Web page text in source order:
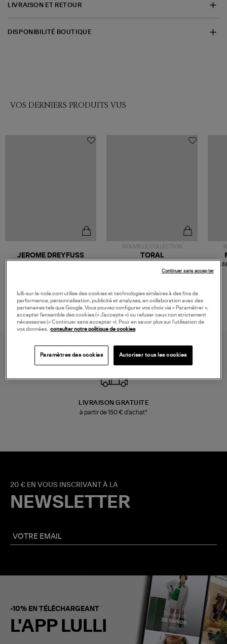
LIVRAISON ET RETOUR
DISPONIBILITÉ BOUTIQUE
VOS DERNIERS PRODUITS VUS
JEROME DREYFUSS
NOUVELLE COLLECTION
189,00 €
TORAL
Mousse
LIVRAISON GRATUITE
à partir de 150 € d'achat*
20 € EN VOUS INSCRIVANT À LA
NEWSLETTER
-10% EN TÉLÉCHARGEANT
L'APP LULLI
lulli-sur-la-toile.com utilise des cookies et technologies similaires à des fins de
performance, personnalisation, publicité et analyses, en collaboration avec des
partenaires tels que Google. Vous pouvez configurer vos choix via « Paramétrer »,
accepter l’ensemble des cookies (« J’accepte ») ou refuser ceux non strictement
nécessaires (« Continuer sans accepter »). Pour en savoir plus sur l’utilisation de
vos données, consulter notre politique de cookies
Paramètres des cookies Autoriser tous les cookies
Continuer sans accepter